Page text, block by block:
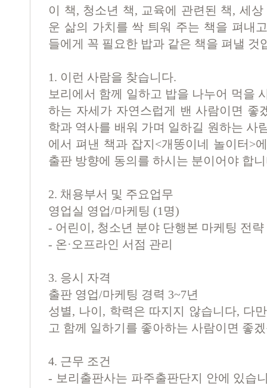
이 책, 청소년 책, 교육에 관련된 책, 세상
운 삶의 가치를 싹 틔워 주는 책을 펴내
들에게 꼭 필요한 밥과 같은 책을 펴낼 것
1. 이런 사람을 찾습니다.
보리에서 함께 일하고 밥을 나누어 먹을
하는 자세가 자연스럽게 밴 사람이면 좋
학과 역사를 배워 가며 일하길 원하는 사
에서 펴낸 책과 잡지 <개똥이네 놀이터 >
출판 방향에 동의를 하시는 분이어야 합
2. 채용부서 및 주요업무
영업실 영업/마케팅 (1 명)
- 어린이 , 청소년 분야 단행본 마케팅 전
- 온· 오프라인 서점 관리
3. 응시 자격
출판 영업/마케팅 경력 3~7년
성별, 나이 , 학력은 따지지 않습니다, 다
고 함께 일하기를 좋아하는 사람이면 좋
4. 근무 조건
- 보리출판사는 파주출판단지 안에 있습